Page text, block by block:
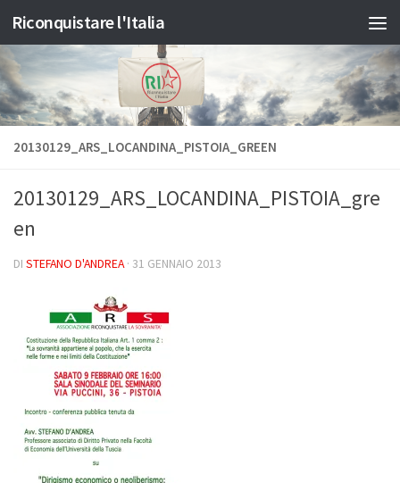
Salta al contenuto
Riconquistare l'Italia
20130129_ARS_LOCANDINA_PISTOIA_GREEN
20130129_ARS_LOCANDINA_PISTOIA_gre
en
DI STEFANO D'ANDREA · 31 GENNAIO 2013